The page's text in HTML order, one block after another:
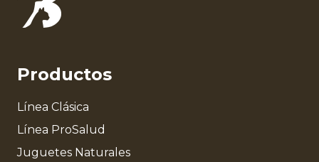
Productos
Línea Clásica
Línea ProSalud
Juguetes Naturales